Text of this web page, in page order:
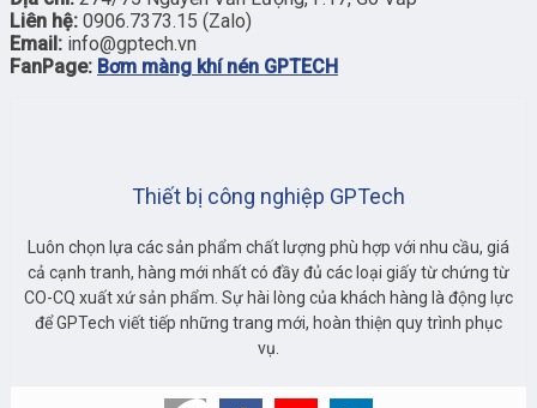
Liên hệ: 0906.7373.15 (Zalo)
Email: info@gptech.vn
FanPage: Bơm màng khí nén GPTECH
Thiết bị công nghiệp GPTech
Luôn chọn lựa các sản phẩm chất lượng phù hợp với nhu cầu, giá
cả cạnh tranh, hàng mới nhất có đầy đủ các loại giấy từ chứng từ
CO-CQ xuất xứ sản phẩm. Sự hài lòng của khách hàng là động lực
để GPTech viết tiếp những trang mới, hoàn thiện quy trình phục
vụ.